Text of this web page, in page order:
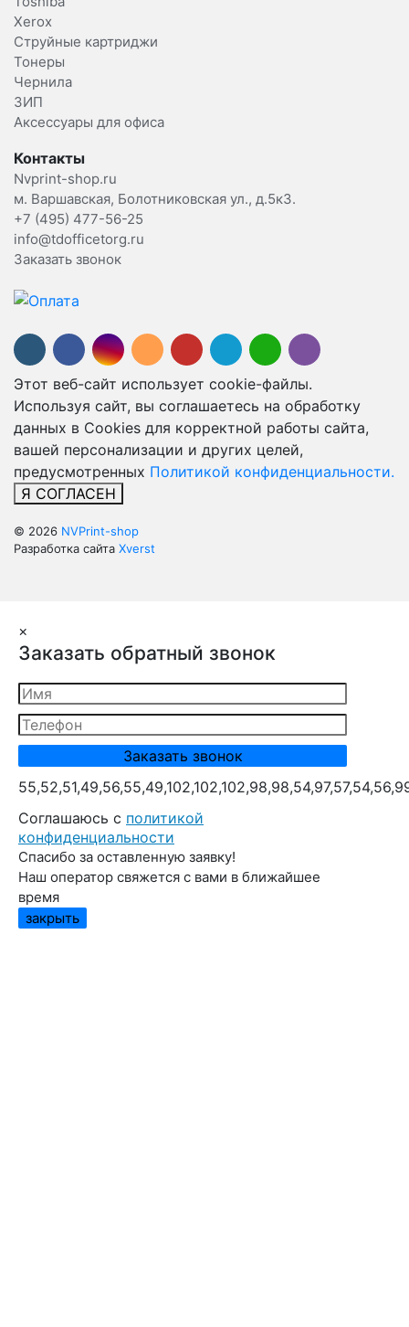
Xerox
Струйные картриджи
Тонеры
Чернила
ЗИП
Аксессуары для офиса
Контакты
Nvprint-shop.ru
м. Варшавская, Болотниковская ул., д.5к3.
+7 (495) 477-56-25
info@tdofficetorg.ru
Заказать звонок
Этот веб-сайт использует cookie-файлы.
Используя сайт, вы соглашаетесь на обработку
данных в Cookies для корректной работы сайта,
вашей персонализации и других целей,
предусмотренных Политикой конфиденциальности.
Я СОГЛАСЕН
© 2026 NVPrint-shop
Разработка сайта Xverst
×
Заказать обратный звонок
Cоглашаюсь с политикой
конфиденциальности
Спасибо за оставленную заявку!
Наш оператор свяжется с вами в ближайшее
время
закрыть